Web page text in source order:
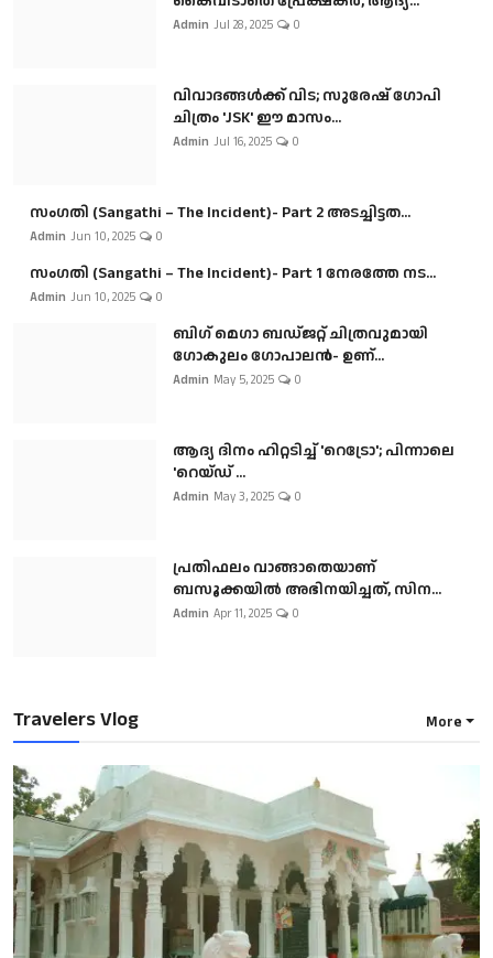
Admin Jul 28, 2025 0
വിവാദങ്ങൾക്ക് വിട; സുരേഷ് ഗോപി
ചിത്രം 'JSK' ഈ മാസം...
Admin Jul 16, 2025 0
സംഗതി (Sangathi – The Incident)- Part 2 അടച്ചിട്ടത...
Admin Jun 10, 2025 0
സംഗതി (Sangathi – The Incident)- Part 1 നേരത്തേ നട...
Admin Jun 10, 2025 0
ബി​ഗ് മെഗാ ബഡ്ജറ്റ് ചിത്രവുമായി
ഗോകുലം ഗോപാലൻ- ഉണ്...
Admin May 5, 2025 0
ആദ്യ ദിനം ഹിറ്റടിച്ച് 'റെട്രോ'; പിന്നാലെ
'റെയ്ഡ് ...
Admin May 3, 2025 0
പ്രതിഫലം വാങ്ങാതെയാണ്
ബസൂക്കയില്‍ അഭിനയിച്ചത്, സിന...
Admin Apr 11, 2025 0
Travelers Vlog More